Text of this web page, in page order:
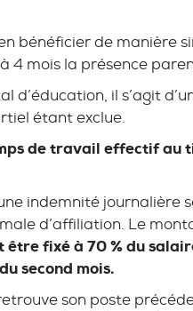
bénéficier de manière
4 mois la présence
d’éducation, il s’agit
étant exclue.
de travail effectif au
indemnité journalière
d’affiliation. Le
être fixé à 70 % du
second mois.
son poste